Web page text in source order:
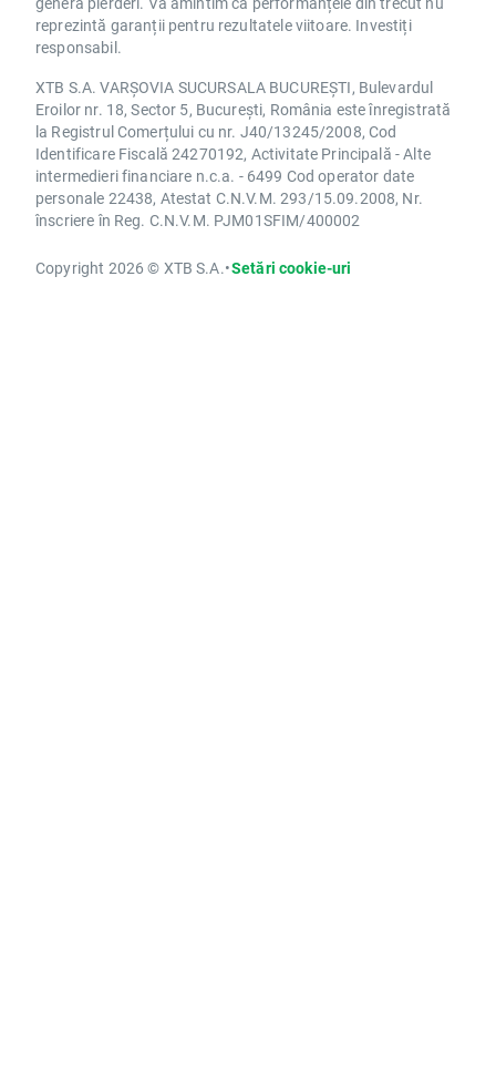
reprezintă garanții pentru rezultatele viitoare. Investiți
responsabil.
XTB S.A. VARȘOVIA SUCURSALA BUCUREȘTI, Bulevardul
Eroilor nr. 18, Sector 5, București, România este înregistrată
la Registrul Comerțului cu nr. J40/13245/2008, Cod
Identificare Fiscală 24270192, Activitate Principală - Alte
intermedieri financiare n.c.a. - 6499 Cod operator date
personale 22438, Atestat C.N.V.M. 293/15.09.2008, Nr.
înscriere în Reg. C.N.V.M. PJM01SFIM/400002
Copyright 2026 © XTB S.A.•Setări cookie-uri